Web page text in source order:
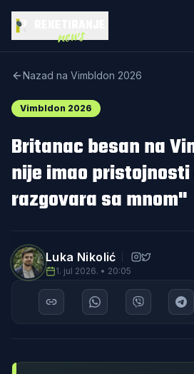
news
Nazad na Vimbldon 2026
Vimbldon 2026
Britanac besan na
nije imao
razgovara sa mnom"
Luka Nikolić
1. jul 2026. • 20:05